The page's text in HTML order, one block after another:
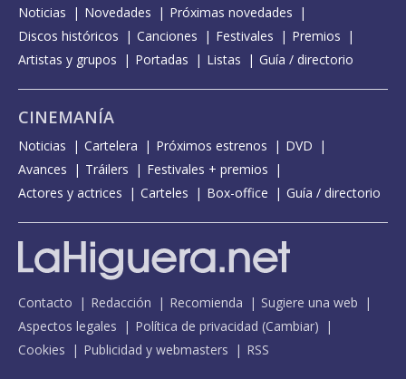
Noticias Novedades
Próximas novedades
Discos históricos
Canciones Festivales
Premios
Artistas y grupos
Portadas Listas Guía / directorio
CINEMANÍA
Noticias Cartelera Próximos estrenos
DVD
Avances
Tráilers
Festivales + premios
Actores y actrices
Carteles Box-office Guía / directorio
Contacto Redacción Recomienda
Sugiere una web
Aspectos legales
Política de privacidad (Cambiar)
Cookies
Publicidad y webmasters RSS